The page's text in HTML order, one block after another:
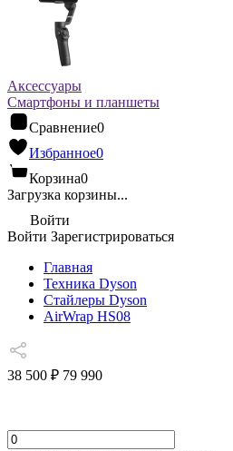
Аксессуары
Смартфоны и планшеты
Сравнение0
Избранное0
Корзина0
Загрузка корзины...
Войти
Войти Зарегистрироваться
Главная
Техника Dyson
Стайлеры Dyson
AirWrap HS08
38 500 ₽ 79 990